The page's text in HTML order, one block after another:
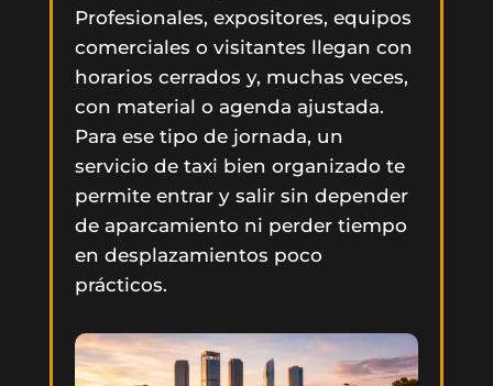
Profesionales, expositores, equipos
comerciales o visitantes llegan con
horarios cerrados y, muchas veces,
con material o agenda ajustada.
Para ese tipo de jornada, un
servicio de taxi bien organizado te
permite entrar y salir sin depender
de aparcamiento ni perder tiempo
en desplazamientos poco
prácticos.